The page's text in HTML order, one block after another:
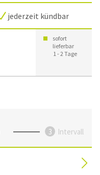
jederzeit kündbar
sofort
lieferbar
1 - 2 Tage
Intervall